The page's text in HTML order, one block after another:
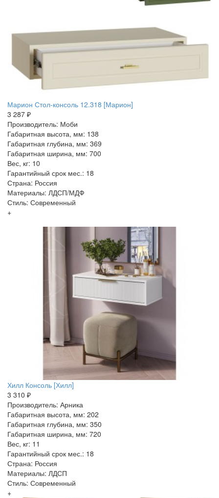
Марион Стол-консоль 12.318 [Марион]
3 287 ₽
Производитель: Моби
Габаритная высота, мм: 138
Габаритная глубина, мм: 369
Габаритная ширина, мм: 700
Вес, кг: 10
Гарантийный срок мес.: 18
Страна: Россия
Материалы: ЛДСП/МДФ
Стиль: Современный
+
Хилл Консоль [Хилл]
3 310 ₽
Производитель: Арника
Габаритная высота, мм: 202
Габаритная глубина, мм: 350
Габаритная ширина, мм: 720
Вес, кг: 11
Гарантийный срок мес.: 18
Страна: Россия
Материалы: ЛДСП
Стиль: Современный
+